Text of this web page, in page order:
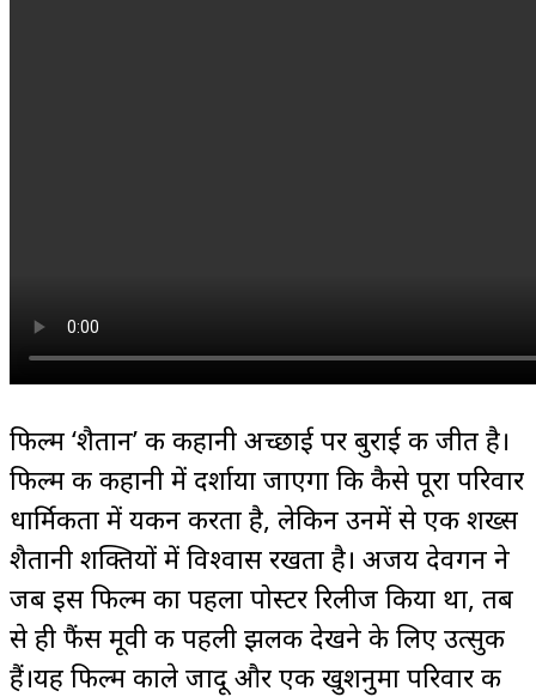
फिल्म ‘शैतान’ की कहानी अच्छाई पर बुराई की जीत है।
फिल्म की कहानी में दर्शाया जाएगा कि कैसे पूरा परिवार
धार्मिकता में यकीन करता है, लेकिन उनमें से एक शख्स
शैतानी शक्तियों में विश्वास रखता है। अजय देवगन ने
जब इस फिल्म का पहला पोस्टर रिलीज किया था, तब
से ही फैंस मूवी की पहली झलक देखने के लिए उत्सुक
हैं।यह फिल्म काले जादू और एक खुशनुमा परिवार की